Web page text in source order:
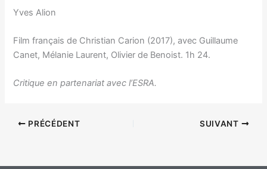
Yves Alion
Film français de Christian Carion (2017), avec Guillaume
Canet, Mélanie Laurent, Olivier de Benoist. 1h 24.
Critique en partenariat avec l’ESRA.
PRÉCÉDENT SUIVANT